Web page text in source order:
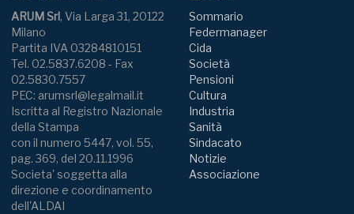
ARUM Srl, Via Larga 31, 20122
Milano
Partita IVA 03284810151
Tel. 02.5837.6208 - Fax
02.5830.7557
PEC: arumsrl@legalmail.it
Iscritta al Registro Nazionale
della Stampa
con il numero 5447, vol. 55,
pag. 369, del 20.11.1996
Societa' soggetta alla
direzione e coordinamento
dell'ALDAI
Sommario
Federmanager
Cida
Società
Pensioni
Cultura
Industria
Sanità
Sindacato
Notizie
Associazione